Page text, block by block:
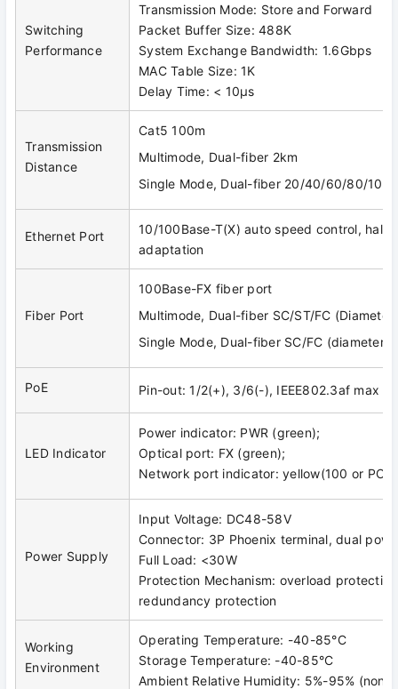
Switching
Performance
Transmission Mode: Store and Forward
Packet Buffer Size: 488K
System Exchange Bandwidth: 1.6Gbps
MAC Table Size: 1K
Delay Time: < 10μs
Transmission
Distance
Cat5 100m
Multimode, Dual-fiber 2km
Single Mode, Dual-fiber 20/40/60/80/100/
Ethernet Port
10/100Base-T(X) auto speed control,
adaptation
Fiber Port
100Base-FX fiber port
Multimode, Dual-fiber SC/ST/FC
Single Mode, Dual-fiber SC/FC (diameter
PoE Pin-out: 1/2(+), 3/6(-), IEEE802.3af max
LED Indicator
Power indicator: PWR (green);
Optical port: FX (green);
Network port indicator: yellow(100 or
Power Supply
Input Voltage: DC48-58V
Connector: 3P Phoenix terminal, dual
Full Load: <30W
Protection Mechanism: overload
redundancy protection
Working
Environment
Operating Temperature: -40-85°C
Storage Temperature: -40-85°C
Ambient Relative Humidity: 5%-95% (non-